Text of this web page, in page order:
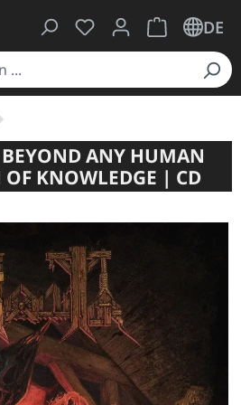
Du hast 0 Produkte
Warenkorb
DE
BEYOND ANY HUMAN
KNOWLEDGE | CD